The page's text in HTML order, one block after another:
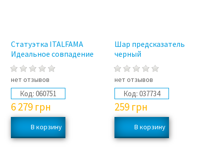
Статуэтка ITALFAMA
Идеальное совпадение
нет отзывов
Код: 060751
6 279 грн
Шар предсказатель
черный
нет отзывов
Код: 037734
259 грн